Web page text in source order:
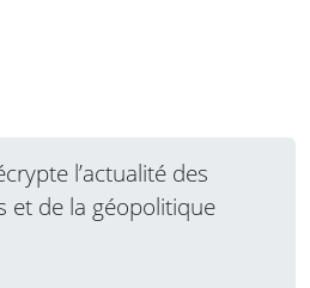
l’actualité des
et de la géopolitique